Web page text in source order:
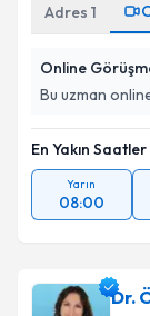
Metni
Adres 1
Online
Bu uzman
En Yakın Saatler
Yarın
08:00
Dr.